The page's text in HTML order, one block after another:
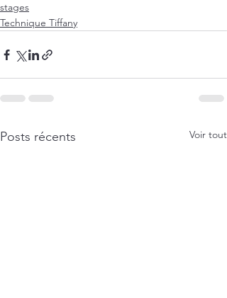
stages
Technique Tiffany
Posts récents Voir tout